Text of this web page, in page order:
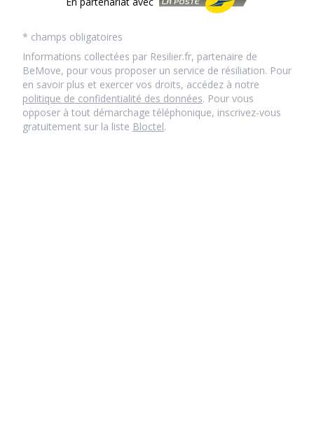
* champs obligatoires
Informations collectées par Resilier.fr, partenaire de
BeMove, pour vous proposer un service de résiliation. Pour
en savoir plus et exercer vos droits, accédez à notre
politique de confidentialité des données. Pour vous
opposer à tout démarchage téléphonique, inscrivez-vous
gratuitement sur la liste Bloctel.